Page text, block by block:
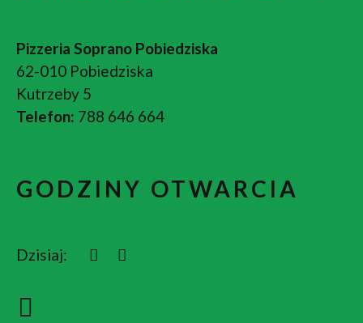
Pizzeria Soprano Pobiedziska
62-010 Pobiedziska
Kutrzeby 5
Telefon: 788 646 664
GODZINY OTWARCIA
Dzisiaj: